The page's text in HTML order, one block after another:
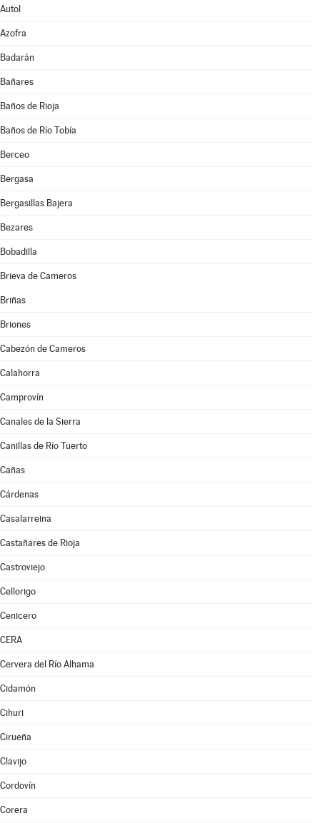
Autol
Azofra
Badarán
Bañares
Baños de Rioja
Baños de Río Tobía
Berceo
Bergasa
Bergasillas Bajera
Bezares
Bobadilla
Brieva de Cameros
Briñas
Briones
Cabezón de Cameros
Calahorra
Camprovín
Canales de la Sierra
Canillas de Río Tuerto
Cañas
Cárdenas
Casalarreina
Castañares de Rioja
Castroviejo
Cellorigo
Cenicero
CERA
Cervera del Río Alhama
Cidamón
Cihuri
Cirueña
Clavijo
Cordovín
Corera